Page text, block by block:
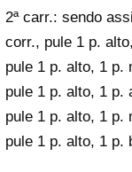
2ª carr.: sendo
corr., pule 1 p.
pule 1 p. alto, 1 p.
pule 1 p. alto, 1 p.
pule 1 p. alto, 1 p.
pule 1 p. alto, 1 p.